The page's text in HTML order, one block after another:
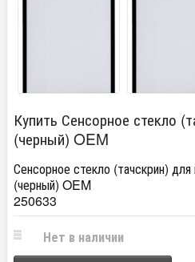
Купить Сенсорное стекло
(черный) OEM
Сенсорное стекло (тачскрин)
(черный) OEM
250633
Нет в наличии